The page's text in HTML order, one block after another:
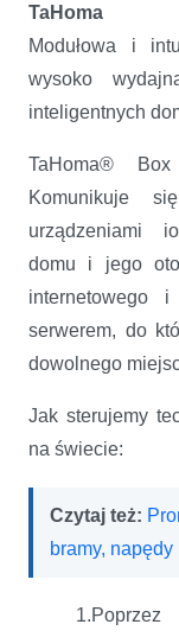
TaHoma
Modułowa i
wysoko
inteligentnych
TaHoma®
Komunikuje
urządzeniami
domu i jego
internetowego
serwerem, do
dowolnego
Jak sterujemy
na świecie:
Czytaj też:
bramy,